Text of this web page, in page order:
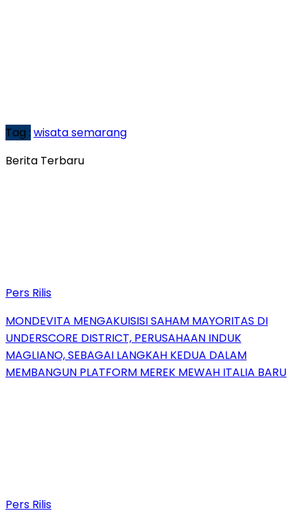
Tag : wisata semarang
Berita Terbaru
Pers Rilis
MONDEVITA MENGAKUISISI SAHAM MAYORITAS DI
UNDERSCORE DISTRICT, PERUSAHAAN INDUK
MAGLIANO, SEBAGAI LANGKAH KEDUA DALAM
MEMBANGUN PLATFORM MEREK MEWAH ITALIA BARU
Pers Rilis